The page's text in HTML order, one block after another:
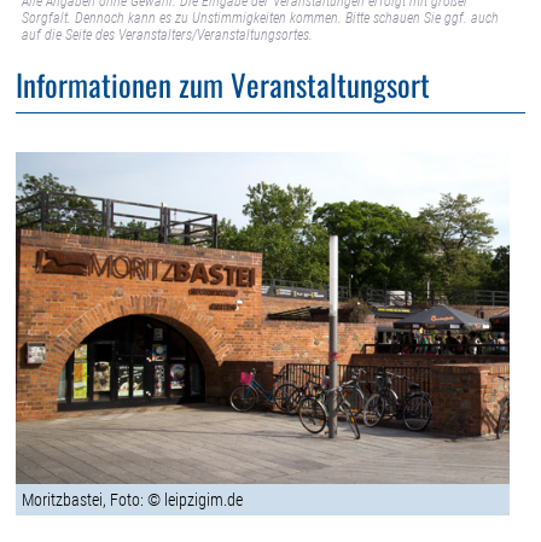
Sorgfalt. Dennoch kann es zu Unstimmigkeiten kommen. Bitte schauen Sie ggf. auch
auf die Seite des Veranstalters/Veranstaltungsortes.
Informationen zum Veranstaltungsort
Moritzbastei, Foto: © leipzigim.de